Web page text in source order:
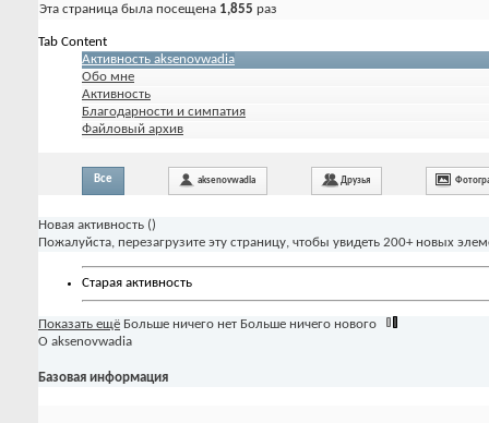
Эта страница была посещена 1,855 раз
Tab Content
Активность aksenovwadia
Обо мне
Активность
Благодарности и симпатия
Файловый архив
Все aksenovwadia Друзья
Новая активность ()
Пожалуйста, перезагрузите эту страницу, чтобы увидеть 200+ новых
Старая активность
Показать ещё Больше ничего нет Больше ничего нового
О aksenovwadia
Базовая информация